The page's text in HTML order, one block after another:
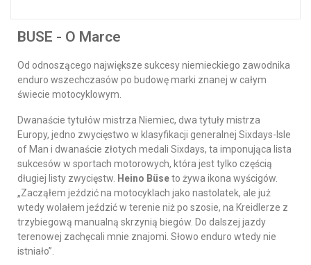
BUSE - O Marce
Od odnoszącego największe sukcesy niemieckiego zawodnika
enduro wszechczasów po budowę marki znanej w całym
świecie motocyklowym.
Dwanaście tytułów mistrza Niemiec, dwa tytuły mistrza
Europy, jedno zwycięstwo w klasyfikacji generalnej Sixdays-Isle
of Man i dwanaście złotych medali Sixdays, ta imponująca lista
sukcesów w sportach motorowych, która jest tylko częścią
długiej listy zwycięstw. Heino Büseto żywa ikona wyścigów.
„Zacząłem jeździć na motocyklach jako nastolatek, ale już
wtedy wolałem jeździć w terenie niż po szosie, na Kreidlerze z
trzybiegową manualną skrzynią biegów. Do dalszej jazdy
terenowej zachęcali mnie znajomi. Słowo enduro wtedy nie
istniało”.